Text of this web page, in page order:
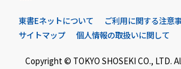
東書Eネットについて ご利用に関する注意
サイトマップ
個人情報の取扱いに関して
Copyright © TOKYO SHOSEKI CO., LTD.